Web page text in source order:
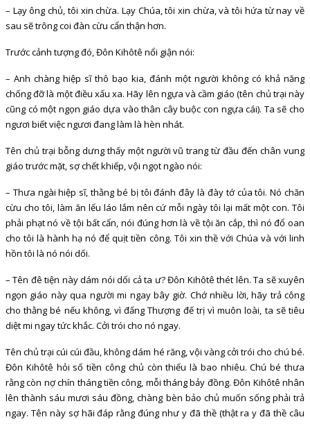
– Lạy ông chủ, tôi xin chừa. Lạy Chúa, tôi xin chừa, và tôi hứa từ nay về
sau sẽ trông coi đàn cừu cẩn thận hơn.
Trước cảnh tượng đó, Đôn Kihôtê nổi giận nói:
– Anh chàng hiệp sĩ thô bạo kia, đánh một người không có khả năng
chống đỡ là một điều xấu xa. Hãy lên ngựa và cầm giáo (tên chủ trại này
cũng có một ngọn giáo dựa vào thân cây buộc con ngựa cái). Ta sẽ cho
ngươi biết việc ngươi đang làm là hèn nhát.
Tên chủ trại bỗng dưng thấy một người vũ trang từ đầu đến chân vung
giáo trước mặt, sợ chết khiếp, vội ngọt ngào nói:
– Thưa ngài hiệp sĩ, thằng bé bị tôi đánh đây là đày tớ của tôi. Nó chăn
cừu cho tôi, làm ăn lếu láo lắm nên cứ mỗi ngày tôi lại mất một con. Tôi
phải phạt nó về tội bất cẩn, nói đúng hơn là về tội ăn cắp, thì nó đổ oan
cho tôi là hành hạ nó để quịt tiền công. Tôi xin thề với Chúa và với linh
hồn tôi là nó nói dối.
– Tên đê tiện này dám nói dối cả ta ư? Đôn Kihôtê thét lên. Ta sẽ xuyên
ngọn giáo này qua người mi ngay bây giờ. Chớ nhiều lời, hãy trả công
cho thằng bé nếu không, vì đấng Thượng đế trị vì muôn loài, ta sẽ tiêu
diệt mi ngay tức khắc. Cởi trói cho nó ngay.
Tên chủ trại cúi cúi đầu, không dám hé răng, vội vàng cởi trói cho chú bé.
Đôn Kihôtê hỏi số tiền công chủ còn thiếu là bao nhiêu. Chú bé thưa
rằng còn nợ chín tháng tiền công, mỗi tháng bảy đồng. Đôn Kihôtê nhân
lên thành sáu mươi sáu đồng, chàng bèn bảo chủ muốn sống phải trả
ngay. Tên này sợ hãi đáp rằng đúng như y đã thề (thật ra y đã thề câu